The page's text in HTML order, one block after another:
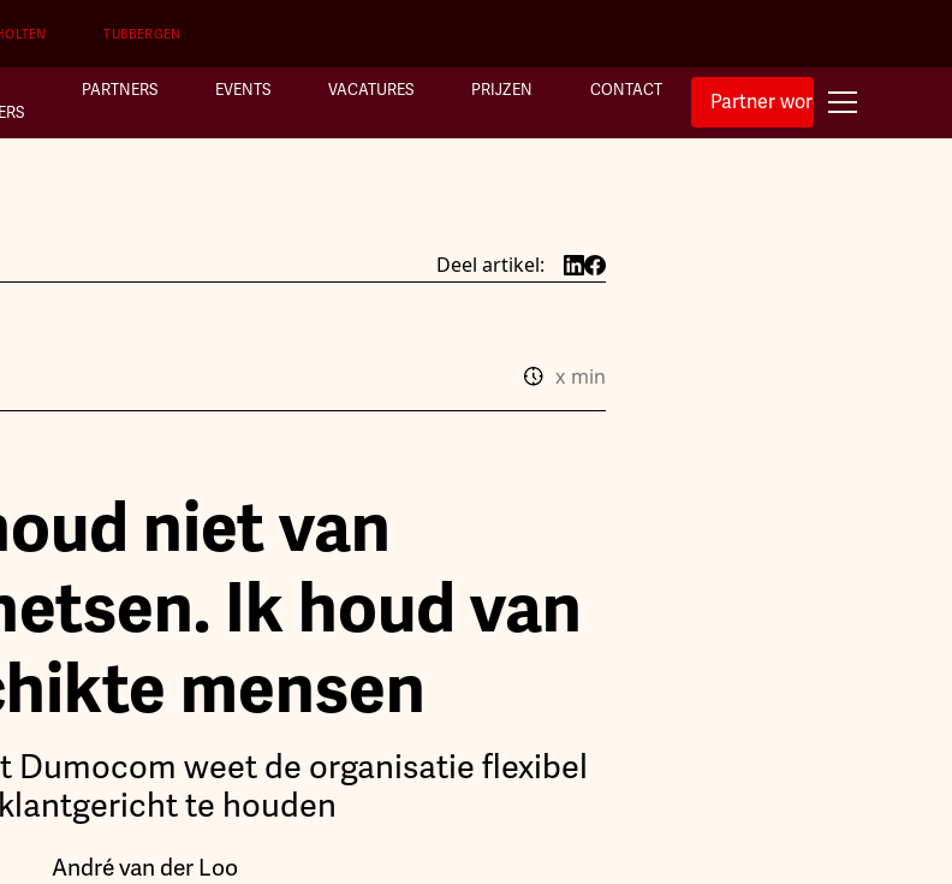
TUBBERGEN
PARTNERS EVENTS VACATURES PRIJZEN CONTACT Partner worden
Deel artikel:
x min
niet van
Ik houd van
mensen
Dumocom weet de organisatie flexibel
te houden
André van der Loo